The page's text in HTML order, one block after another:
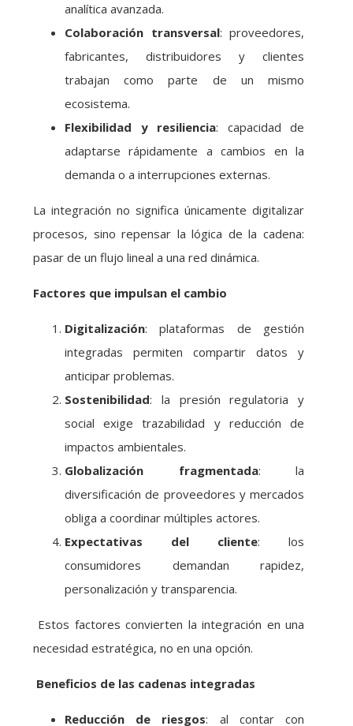
analítica avanzada.
Colaboración transversal: proveedores,
fabricantes, distribuidores y clientes
trabajan como parte de un mismo
ecosistema.
Flexibilidad y resiliencia: capacidad de
adaptarse rápidamente a cambios en la
demanda o a interrupciones externas.
La integración no significa únicamente digitalizar
procesos, sino repensar la lógica de la cadena:
pasar de un flujo lineal a una red dinámica.
Factores que impulsan el cambio
Digitalización: plataformas de gestión
integradas permiten compartir datos y
anticipar problemas.
Sostenibilidad: la presión regulatoria y
social exige trazabilidad y reducción de
impactos ambientales.
Globalización fragmentada: la
diversificación de proveedores y mercados
obliga a coordinar múltiples actores.
Expectativas del cliente: los
consumidores demandan rapidez,
personalización y transparencia.
Estos factores convierten la integración en una
necesidad estratégica, no en una opción.
Beneficios de las cadenas integradas
Reducción de riesgos: al contar con